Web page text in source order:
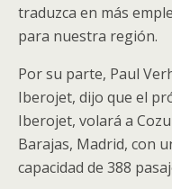
traduzca en más
para nuestra región.
Por su parte, Paul
Iberojet, dijo que el
Iberojet, volará a
Barajas, Madrid, con
capacidad de 388